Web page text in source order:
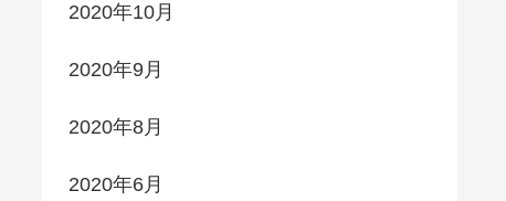
2020年10月
2020年9月
2020年8月
2020年6月